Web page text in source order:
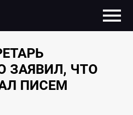
ЗАЯВИЛ, ЧТО
ПИСЕМ